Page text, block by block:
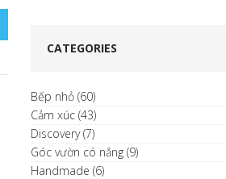
CATEGORIES
Bếp nhỏ (60)
Cảm xúc (43)
Discovery(7)
Góc vườn có nắng (9)
Handmade (6)